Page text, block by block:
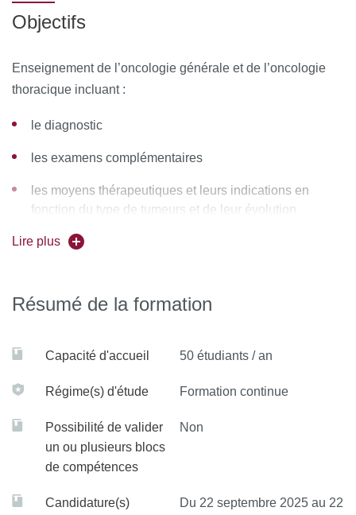
Forme de l'enseignement :
Pour vous inscrire, déposez votre candidature sur
Objectifs
Enseignement de l’oncologie générale et de l’oncologie
thoracique incluant :
le diagnostic
les examens complémentaires
les moyens thérapeutiques et leurs indications en
fonction du type de tumeurs et de leur évolution
Analyse des résultats
Lire plus
Résumé de la formation
Capacité d'accueil 50 étudiants / an
Régime(s) d'étude Formation continue
Possibilité de valider
un ou plusieurs blocs
de compétences
Non
Candidature(s)
Du 22 septembre 2025 au 22